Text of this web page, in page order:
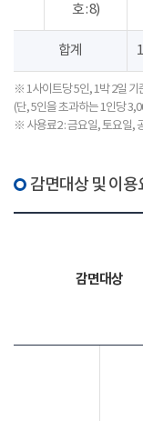
호 : 8)
합계
※ 1사이트당 5인, 1박 2일 기
(단, 5인을 초과하는 1인당
※ 사용료2 : 금요일, 토요일,
감면대상 및 이용
감면대상